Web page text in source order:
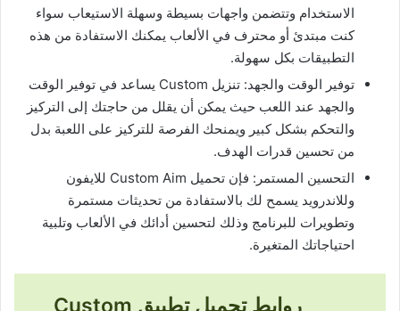
الاستخدام وتتضمن واجهات بسيطة وسهلة الاستيعاب سواء
كنت مبتدئ أو محترف في الألعاب يمكنك الاستفادة من هذه
التطبيقات بكل سهولة.
توفير الوقت والجهد: تنزيل Custom يساعد في توفير الوقت
والجهد عند اللعب حيث يمكن أن يقلل من حاجتك إلى التركيز
والتحكم بشكل كبير ويمنحك الفرصة للتركيز على اللعبة بدل
من تحسين قدرات الهدف.
التحسين المستمر: فإن تحميل Custom Aim للايفون
وللاندرويد يسمح لك بالاستفادة من تحديثات مستمرة
وتطويرات للبرنامج وذلك لتحسين أدائك في الألعاب وتلبية
احتياجاتك المتغيرة.
روابط تحميل تطبيق Custom